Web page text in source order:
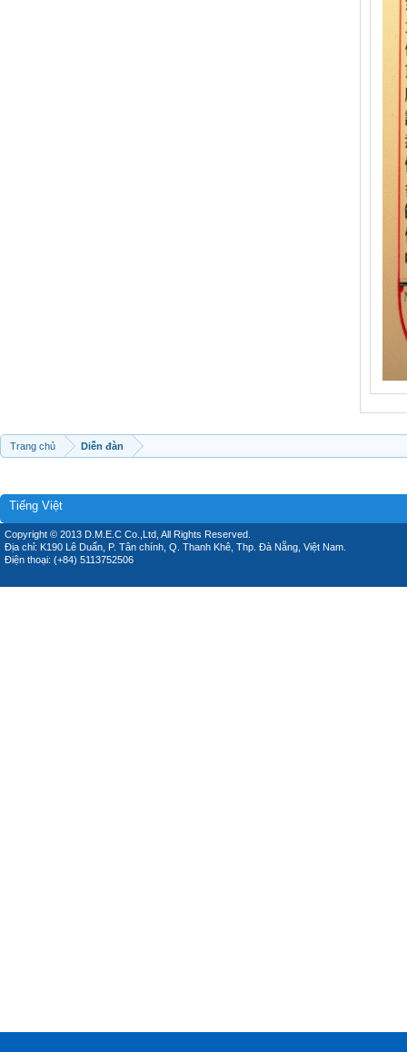
Trang chủ Diễn đàn
Tiếng Việt
Copyright © 2013 D.M.E.C Co.,Ltd, All Rights Reserved.
Địa chỉ: K190 Lê Duẩn, P. Tân chính, Q. Thanh Khê, Thp. Đà Nẵng, Việt Nam.
Điện thoại: (+84) 5113752506